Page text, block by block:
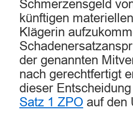
Schmerzensgeld
künftigen
Klägerin
der genannten
nach gerechtfertigt
dieser
Satz 1 ZPO auf den